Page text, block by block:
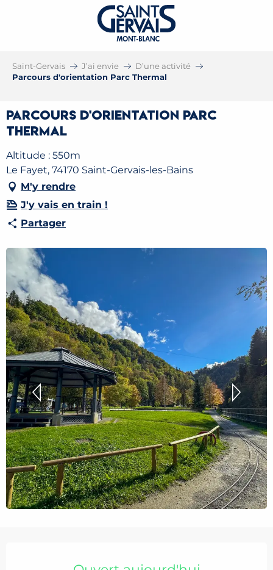
Saint-Gervais J’ai envie
D’une activité
Parcours d'orientation Parc Thermal
Parcours d'orientation Parc
Thermal
Altitude : 550m
Le Fayet, 74170 Saint-Gervais-les-Bains
M'y rendre
J'y vais en train !
Partager